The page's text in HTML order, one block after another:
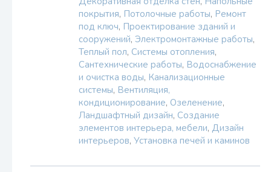
покрытия, Потолочные работы, Ремонт
под ключ, Проектирование зданий и
сооружений, Электромонтажные работы,
Теплый пол, Системы отопления,
Сантехнические работы, Водоснабжение
и очистка воды, Канализационные
системы, Вентиляция,
кондиционирование, Озеленение,
Ландшафтный дизайн, Создание
элементов интерьера, мебели, Дизайн
интерьеров, Установка печей и каминов